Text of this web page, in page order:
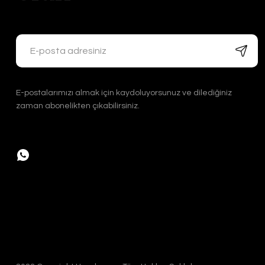
5.000,00 TL
E-postalarımızı almak için kaydoluyorsunuz ve dilediğiniz
zaman abonelikten çıkabilirsiniz.